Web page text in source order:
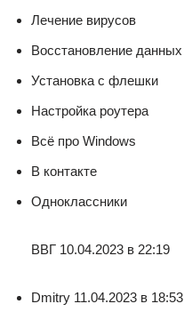
Лечение вирусов
Восстановление данных
Установка с флешки
Настройка роутера
Всё про Windows
В контакте
Одноклассники
ВВГ 10.04.2023 в 22:19
Dmitry 11.04.2023 в 18:53